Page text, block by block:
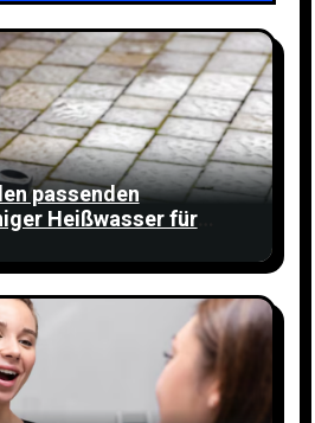
passenden
Heißwasser für